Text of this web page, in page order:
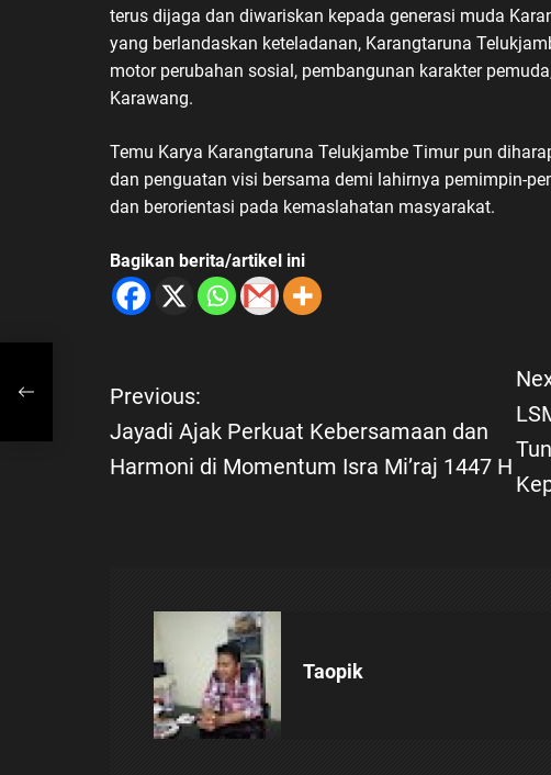
terus dijaga dan diwariskan kepada generasi muda
yang berlandaskan keteladanan, Karangtaruna
motor perubahan sosial, pembangunan karakter
Karawang.
Temu Karya Karangtaruna Telukjambe Timur pun
dan penguatan visi bersama demi lahirnya pemimpin-
dan berorientasi pada kemaslahatan masyarakat.
Bagikan berita/artikel ini
N
a
Previous:
Jayadi Ajak Perkuat Kebersamaan dan
Harmoni di Momentum Isra Mi’raj 1447 H
Taopik